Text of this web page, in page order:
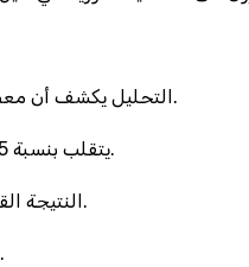
التحليل يكشف أن معظم العروض الترويجية تحمل شرطًا لا يتيح سحب الأرباح قبل الوصول إلى 500 درهم، وهو ما يجعل أي مكسب صغير غير قابل للتنفيذ.
مقارنة أخرى: Gonzo’s Quest يتقلب بنسبة 95٪، ما يجعل توقعاته غير ذات صلة بالثبات المطلوب في الكينو، حيث النسبة المتوقعة هي 1.25٪ ثابتة.
النتيجة القاسية هي أن أي استراتيجية تعتمد على تعديل حجم الرهان وفقًا لسلسلة الخسائر تتطلب معدل عائد لا يقل عن 1.5٪ لتبرير المخاطرة.
وبينما يظن البعض أن تعديل الرهان كل 5 دورات سيحطم الحظ، فإن حسابات الإحصائيات تبين أن العوائد لا تفوق 0.8٪ في المتوسط.